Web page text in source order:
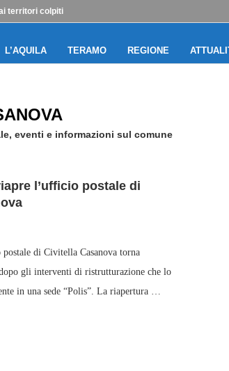
territori colpiti
L’AQUILA TERAMO REGIONE
eventi e informazioni sul comune
l’ufficio postale di
di Civitella Casanova torna
gli interventi di ristrutturazione che lo
in una sede “Polis”. La riapertura …